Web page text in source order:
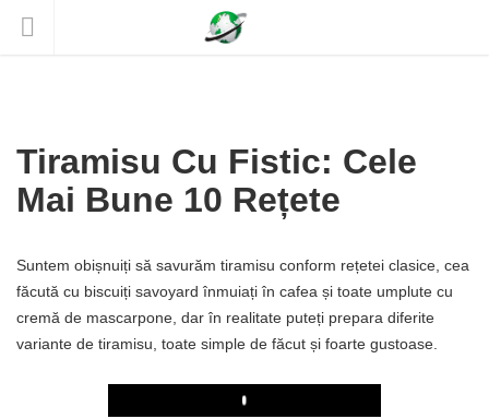
Tiramisu Cu Fistic: Cele
Mai Bune 10 Rețete
Suntem obișnuiți să savurăm tiramisu conform rețetei clasice, cea
făcută cu biscuiți savoyard înmuiați în cafea și toate umplute cu
cremă de mascarpone, dar în realitate puteți prepara diferite
variante de tiramisu, toate simple de făcut și foarte gustoase.
Play